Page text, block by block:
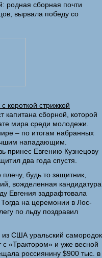
родная сборная почти
вырвала победу со
короткой стрижкой
капитана сборной, которой
мира среди молодежи.
– по итогам набранных
нападающим.
принес Евгению Кузнецову
два года спустя.
будь то защитник,
вожделенная кандидатура
Евгения задрафтовала
на церемонии в Лос-
по льду поздравил
США уральский самородок
с «Трактором» и уже весной
россиянину $900 тыс. в